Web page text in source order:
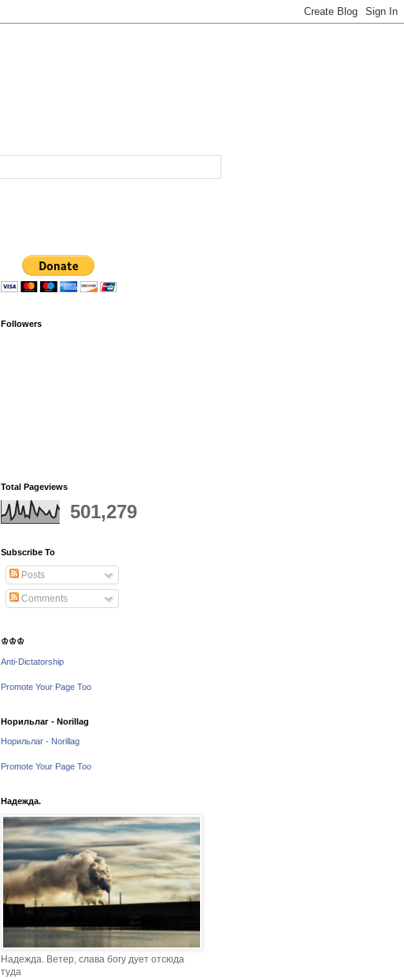
Followers
Total Pageviews
501,279
Subscribe To
Posts
Comments
♔♔♔
Anti-Dictatorship
Promote Your Page Too
Норильлаг - Norillag
Норильлаг - Norillag
Promote Your Page Too
Надежда.
Надежда. Ветер, слава богу дует отсюда
туда